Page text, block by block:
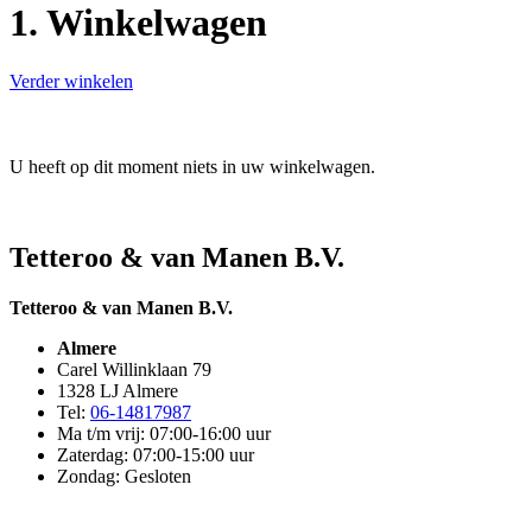
1. Winkelwagen
Verder winkelen
U heeft op dit moment niets in uw winkelwagen.
Tetteroo & van Manen B.V.
Tetteroo & van Manen B.V.
Almere
Carel Willinklaan 79
1328 LJ Almere
Tel: 06-14817987
Ma t/m vrij: 07:00-16:00 uur
Zaterdag: 07:00-15:00 uur
Zondag: Gesloten